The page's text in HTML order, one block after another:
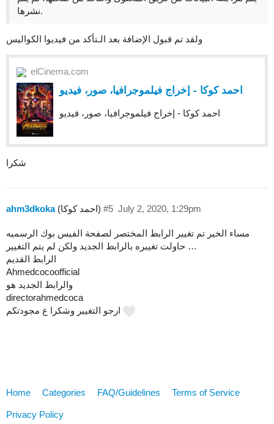
نشرها.
ولقد تم قبول الإضافة بعد الـتأكد من فيديوا الكواليس
elCinema.com
احمد كوكا - ﺇﺧﺮاﺝ فيلموجرافيا، صور، فيديو
احمد كوكا - ﺇﺧﺮاﺝ فيلموجرافيا، صور، فيديو
شكرا
ahm3dkoka (احمد كوكا) July 2, 2020, 1:29pm
#5
مساء الخير تم تغيير الرابط المختصر لصفحة الفيس بوك الرسميه
حاولت تغييره بالرابط الجديد ولكن لم يتم التغيير …
الرابط القديم
Ahmedcocoofficial
والرابط الجديد هو
directorahmedcoca
Home Categories FAQ/Guidelines Terms of Service
Privacy Policy